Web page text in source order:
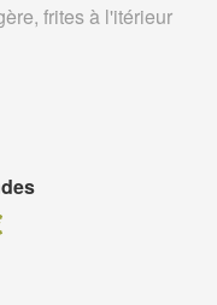
frites à l'itérieur